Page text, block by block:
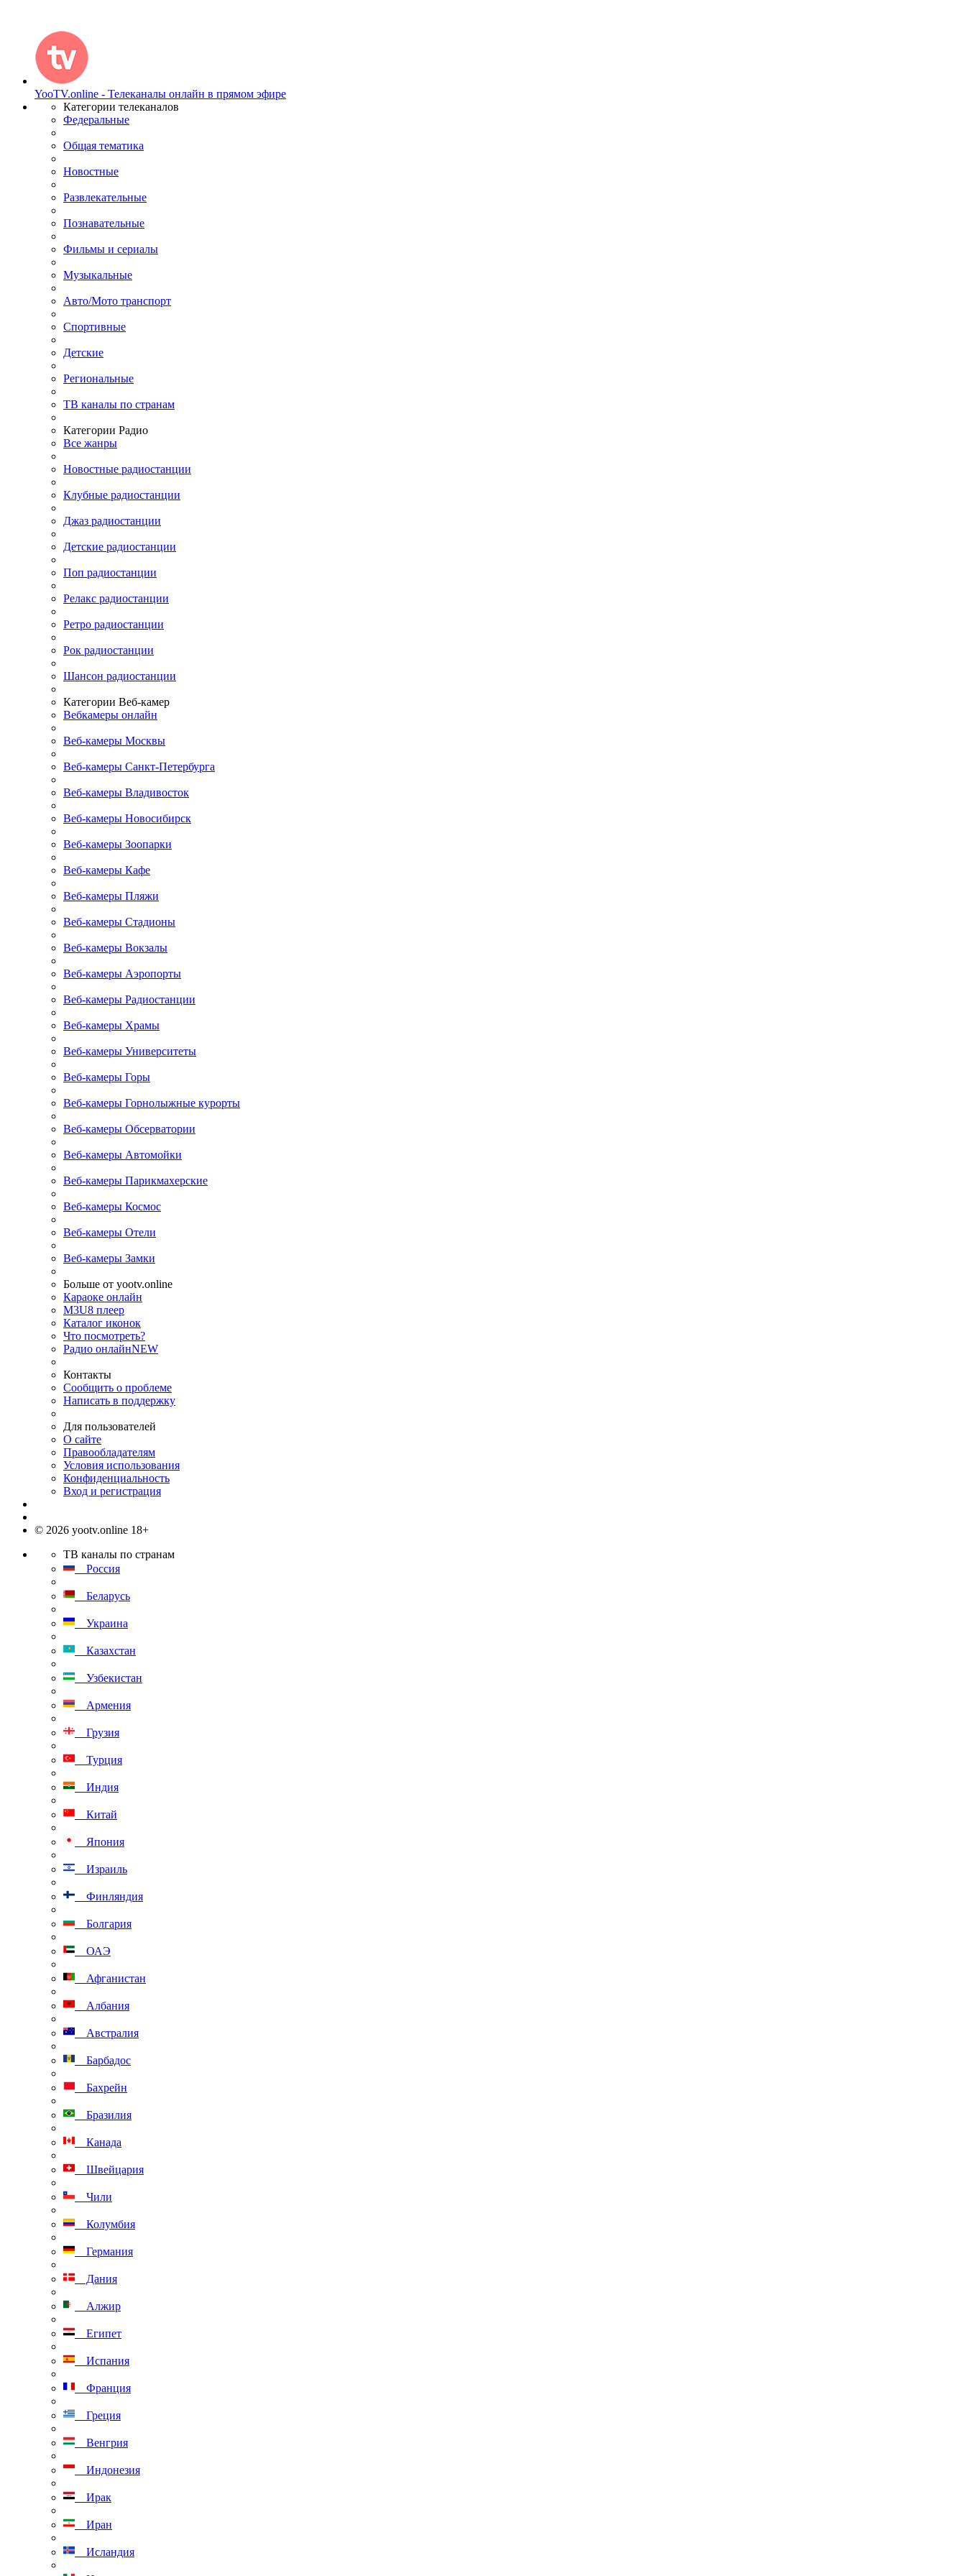
YooTV.online - Телеканалы онлайн в прямом эфире
Категории телеканалов
Федеральные
Общая тематика
Новостные
Развлекательные
Познавательные
Фильмы и сериалы
Музыкальные
Авто/Мото транспорт
Спортивные
Детские
Региональные
ТВ каналы по странам
Категории Радио
Все жанры
Новостные радиостанции
Клубные радиостанции
Джаз радиостанции
Детские радиостанции
Поп радиостанции
Релакс радиостанции
Ретро радиостанции
Рок радиостанции
Шансон радиостанции
Категории Веб-камер
Вебкамеры онлайн
Веб-камеры Москвы
Веб-камеры Санкт-Петербурга
Веб-камеры Владивосток
Веб-камеры Новосибирск
Веб-камеры Зоопарки
Веб-камеры Кафе
Веб-камеры Пляжи
Веб-камеры Стадионы
Веб-камеры Вокзалы
Веб-камеры Аэропорты
Веб-камеры Радиостанции
Веб-камеры Храмы
Веб-камеры Университеты
Веб-камеры Горы
Веб-камеры Горнолыжные курорты
Веб-камеры Обсерватории
Веб-камеры Автомойки
Веб-камеры Парикмахерские
Веб-камеры Космос
Веб-камеры Отели
Веб-камеры Замки
Больше от yootv.online
Караоке онлайн
M3U8 плеер
Каталог иконок
Что посмотреть?
Радио онлайнNEW
Контакты
Сообщить о проблеме
Написать в поддержку
Для пользователей
О сайте
Правообладателям
Условия использования
Конфиденциальность
Вход и регистрация
© 2026 yootv.online 18+
ТВ каналы по странам
Россия
Беларусь
Украина
Казахстан
Узбекистан
Армения
Грузия
Турция
Индия
Китай
Япония
Израиль
Финляндия
Болгария
ОАЭ
Афганистан
Албания
Австралия
Барбадос
Бахрейн
Бразилия
Канада
Швейцария
Чили
Колумбия
Германия
Дания
Алжир
Египет
Испания
Франция
Греция
Венгрия
Индонезия
Ирак
Иран
Исландия